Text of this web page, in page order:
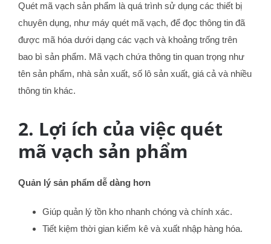
Quét mã vạch sản phẩm là quá trình sử dụng các thiết bị
chuyên dụng, như máy quét mã vạch, để đọc thông tin đã
được mã hóa dưới dạng các vạch và khoảng trống trên
bao bì sản phẩm. Mã vạch chứa thông tin quan trọng như
tên sản phẩm, nhà sản xuất, số lô sản xuất, giá cả và nhiều
thông tin khác.
2. Lợi ích của việc quét
mã vạch sản phẩm
Quản lý sản phẩm dễ dàng hơn
Giúp quản lý tồn kho nhanh chóng và chính xác.
Tiết kiệm thời gian kiểm kê và xuất nhập hàng hóa.